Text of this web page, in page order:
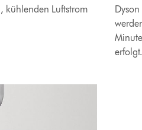
kühlenden Luftstrom
erfolgt.